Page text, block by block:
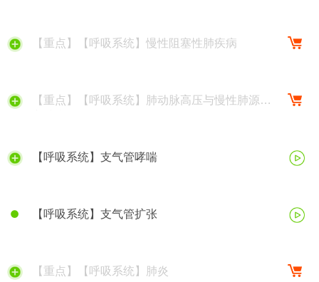
【重点】【呼吸系统】慢性阻塞性肺疾病
【重点】【呼吸系统】肺动脉高压与慢性肺源性
【呼吸系统】支气管哮喘
【呼吸系统】支气管扩张
【重点】【呼吸系统】肺炎